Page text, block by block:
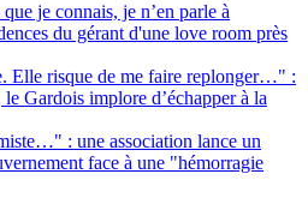
je connais, je n’en parle à
du gérant d'une love room près
Elle risque de me faire replonger…" :
Gardois implore d’échapper à la
: une association lance un
face à une "hémorragie